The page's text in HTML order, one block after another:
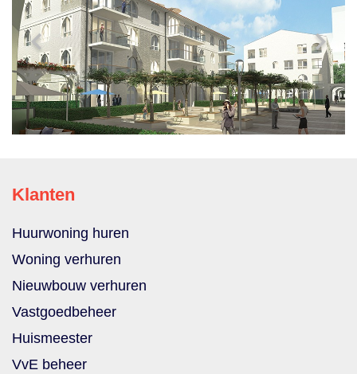
Klanten
Huurwoning huren
Woning verhuren
Nieuwbouw verhuren
Vastgoedbeheer
Huismeester
VvE beheer